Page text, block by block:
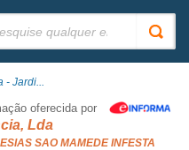
- Jardi...
oferecida por
Lda
SAO MAMEDE INFESTA